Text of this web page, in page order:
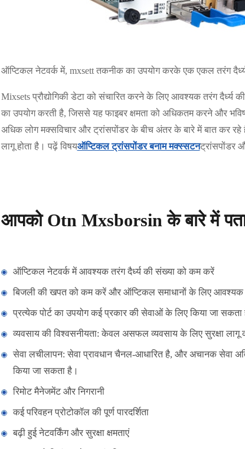
ऑप्टिकल नेटवर्क में, mxsett तकनीक का उपयोग करके एक एकल तरंग
Mixsets प्रौद्योगिकी डेटा को संचारित करने के लिए आवश्यक तरंग
का उपयोग करती है, जिससे यह फाइबर क्षमता को अधिकतम करने और
अधिक लोग मक्सविचार और ट्रांसपोंडर के बीच अंतर के बारे में बात कर
लागू होता है। पढ़ें विषयऑप्टिकल ट्रांसपोंडर बनाम मक्स्सटनट्रांसपोंडर
आपको Otn Mxsborsin के बारे में पता
ऑप्टिकल नेटवर्क में आवश्यक तरंग दैर्ध्य की संख्या को कम करें
बिजली की खपत को कम करें और ऑप्टिकल समाधानों के लिए
प्रत्येक पोर्ट का उपयोग कई प्रकार की सेवाओं के लिए किया जा सकता
व्यवसाय की विश्वसनीयता: केवल असफल व्यवसाय के लिए सुरक्षा लागू
सेवा लचीलापन: सेवा प्रावधान चैनल-आधारित है, और अचानक सेवा
किया जा सकता है।
रिमोट मैनेजमेंट और निगरानी
कई परिवहन प्रोटोकॉल की पूर्ण पारदर्शिता
बढ़ी हुई नेटवर्किंग और सुरक्षा क्षमताएं